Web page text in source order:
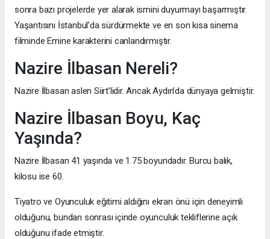
sonra bazı projelerde yer alarak ismini duyurmayı başarmıştır.
Yaşantısını İstanbul’da sürdürmekte ve en son kısa sinema
filminde Emine karakterini canlandırmıştır.
Nazire İlbasan Nereli?
Nazire İlbasan aslen Siirt’lidir. Ancak Aydın’da dünyaya gelmiştir.
Nazire İlbasan Boyu, Kaç
Yaşında?
Nazire İlbasan 41 yaşında ve 1.75 boyundadır. Burcu balık,
kilosu ise 60.
Tiyatro ve Oyunculuk eğitimi aldığını ekran önü için deneyimli
olduğunu, bundan sonrası içinde oyunculuk tekliflerine açık
olduğunu ifade etmiştir.